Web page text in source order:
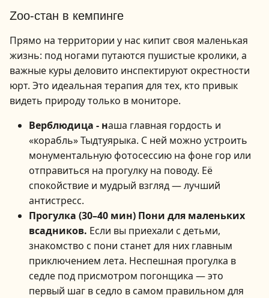
Zoo-стан в кемпинге
Прямо на территории у нас кипит своя маленькая
жизнь: под ногами путаются пушистые кролики, а
важные куры деловито инспектируют окрестности
юрт. Это идеальная терапия для тех, кто привык
видеть природу только в мониторе.
Верблюдица - наша главная гордость и
«корабль» Тыдтуярыка. С ней можно устроить
монументальную фотосессию на фоне гор или
отправиться на прогулку на поводу. Её
спокойствие и мудрый взгляд — лучший
антистресс.
Прогулка (30–40 мин) Пони для маленьких
всадников. Если вы приехали с детьми,
знакомство с пони станет для них главным
приключением лета. Неспешная прогулка в
седле под присмотром погонщика — это
первый шаг в седло в самом правильном для